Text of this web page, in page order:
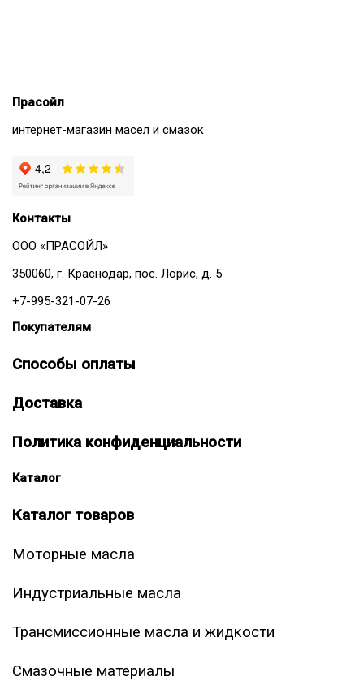
Прасойл
интернет-магазин масел и смазок
Контакты
ООО «ПРАСОЙЛ»
350060, г. Краснодар, пос. Лорис, д. 5
+7-995-321-07-26
Покупателям
Способы оплаты
Доставка
Политика конфиденциальности
Каталог
Каталог товаров
Моторные масла
Индустриальные масла
Трансмиссионные масла и жидкости
Смазочные материалы